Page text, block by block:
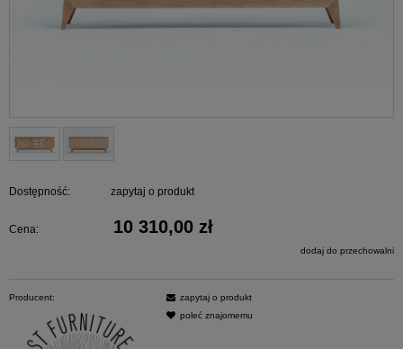
Dostępność: zapytaj o produkt
Cena: 10 310,00 zł
dodaj do przechowalni
Producent:
zapytaj o produkt
poleć znajomemu